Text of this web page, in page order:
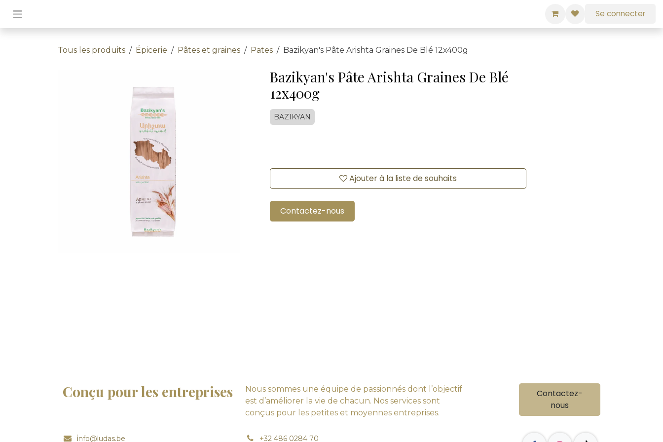
Se connecter
Tous les produits Épicerie Pâtes et graines Pates Bazikyan's Pâte Arishta Graines De Blé 12x400g
Bazikyan's Pâte Arishta Graines De Blé
12x400g
BAZIKYAN
Ajouter à la liste de souhaits
Contactez-nous
Conçu pour les entreprises
Nous sommes une équipe de passionnés dont l’objectif
est d’améliorer la vie de chacun. Nos services sont
conçus pour les petites et moyennes entreprises.
+32 486 0284 70
Contactez-
nous
info@ludas.be